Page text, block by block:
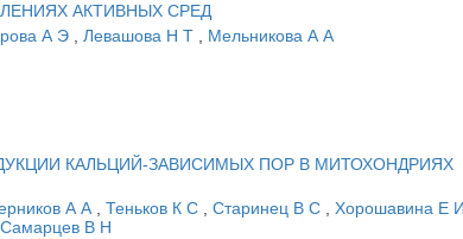
АКТИВНЫХ СРЕД
А Э , Левашова Н Т , Мельникова А А
КАЛЬЦИЙ-ЗАВИСИМЫХ ПОР В МИТОХОНДРИЯХ
А А , Теньков К С , Старинец В С , Хорошавина Е
Самарцев В Н